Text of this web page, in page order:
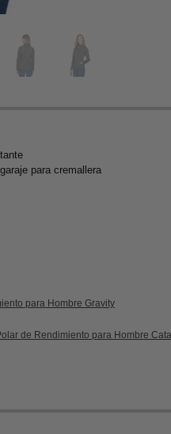
para cremallera
para Hombre Gravity
de Rendimiento para Hombre